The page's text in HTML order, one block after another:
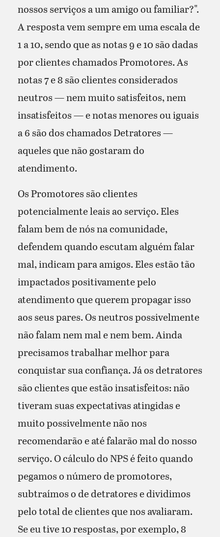
nossos serviços a um amigo ou familiar?".
A resposta vem sempre em uma escala de
1 a 10, sendo que as notas 9 e 10 são dadas
por clientes chamados Promotores. As
notas 7 e 8 são clientes considerados
neutros — nem muito satisfeitos, nem
insatisfeitos — e notas menores ou iguais
a 6 são dos chamados Detratores —
aqueles que não gostaram do
atendimento.
Os Promotores são clientes
potencialmente leais ao serviço. Eles
falam bem de nós na comunidade,
defendem quando escutam alguém falar
mal, indicam para amigos. Eles estão tão
impactados positivamente pelo
atendimento que querem propagar isso
aos seus pares. Os neutros possivelmente
não falam nem mal e nem bem. Ainda
precisamos trabalhar melhor para
conquistar sua confiança. Já os detratores
são clientes que estão insatisfeitos: não
tiveram suas expectativas atingidas e
muito possivelmente não nos
recomendarão e até falarão mal do nosso
serviço. O cálculo do NPS é feito quando
pegamos o número de promotores,
subtraímos o de detratores e dividimos
pelo total de clientes que nos avaliaram.
Se eu tive 10 respostas, por exemplo, 8